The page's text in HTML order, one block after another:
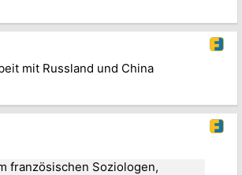
mit Russland und China